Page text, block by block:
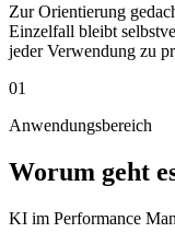
Zur Orientierung
Einzelfall bleibt
jeder Verwendung zu
01
Anwendungsbereich
Worum geht
KI im Performance